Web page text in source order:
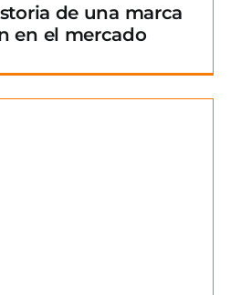
de una marca
en el mercado